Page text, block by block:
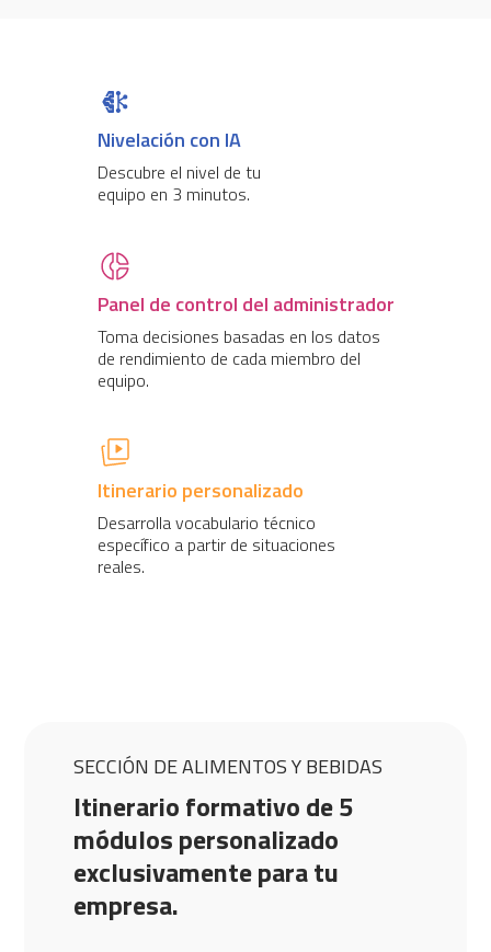
Nivelación con IA
Descubre el nivel de tu
equipo en 3 minutos.
Panel de control del administrador
Toma decisiones basadas en los datos
de rendimiento de cada miembro del
equipo.
Itinerario personalizado
Desarrolla vocabulario técnico
específico a partir de situaciones
reales.
SECCIÓN DE ALIMENTOS Y BEBIDAS
Itinerario formativo de 5
módulos personalizado
exclusivamente para tu
empresa.